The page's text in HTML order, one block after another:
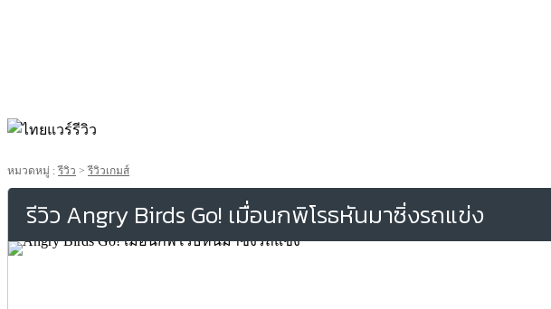
หมวดหมู่ :รีวิว >รีวิวเกมส์
รีวิว Angry Birds Go! เมื่อนกพิโรธหันมาซิ่งรถแข่ง